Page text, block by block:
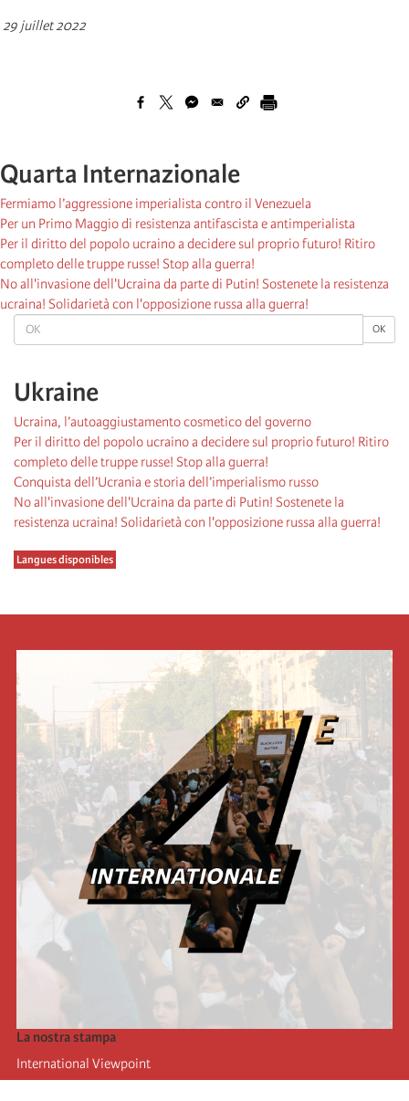
OK OK
Ukraine
Ucraina, l’autoaggiustamento cosmetico del governo
Per il diritto del popolo ucraino a decidere sul proprio futuro! Ritiro
completo delle truppe russe! Stop alla guerra!
Conquista dell’Ucrania e storia dell’imperialismo russo
No all'invasione dell'Ucraina da parte di Putin! Sostenete la
resistenza ucraina! Solidarietà con l'opposizione russa alla guerra!
Langues disponibles
29 juillet 2022
Quarta Internazionale
Fermiamo l’aggressione imperialista contro il Venezuela
Per un Primo Maggio di resistenza antifascista e antimperialista
Per il diritto del popolo ucraino a decidere sul proprio futuro! Ritiro
completo delle truppe russe! Stop alla guerra!
No all'invasione dell'Ucraina da parte di Putin! Sostenete la resistenza
ucraina! Solidarietà con l'opposizione russa alla guerra!
La nostra stampa
International Viewpoint